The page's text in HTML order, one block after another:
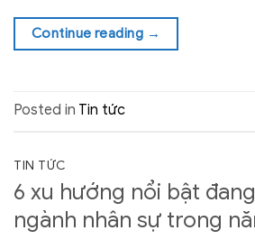
Continue reading →
Posted in Tin tức
TIN TỨC
6 xu hướng nổi bật
ngành nhân sự trong